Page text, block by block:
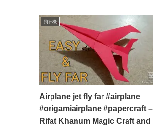
飛行機
Airplane jet fly far #airplane
#origamiairplane #papercraft –
Rifat Khanum Magic Craft and